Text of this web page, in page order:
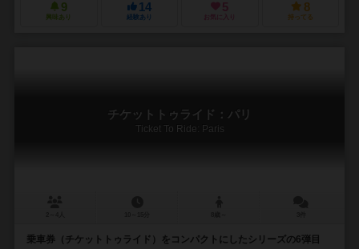
9
興味あり
14
経験あり
5
お気に入り
8
持ってる
チケットトゥライド：パリ
Ticket To Ride: Paris
乗車券（チケットトゥライド）をコンパクトにしたシリーズの6弾目